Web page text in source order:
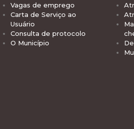
Vagas de emprego
Carta de Serviço ao
Usuário
Consulta de protocolo
O Município